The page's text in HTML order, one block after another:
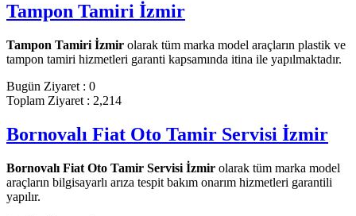
Tampon Tamiri İzmir
Tampon Tamiri İzmir olarak tüm marka model araçların plastik ve
tampon tamiri hizmetleri garanti kapsamında itina ile yapılmaktadır.
Bugün Ziyaret : 0
Toplam Ziyaret : 2,214
Bornovalı Fiat Oto Tamir Servisi İzmir
Bornovalı Fiat Oto Tamir Servisi İzmir olarak tüm marka model
araçların bilgisayarlı arıza tespit bakım onarım hizmetleri garantili
yapılır.